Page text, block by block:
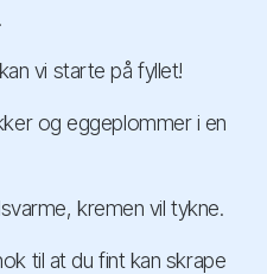
vi starte på fyllet!
og eggeplommer i en
kremen vil tykne.
til at du fint kan skrape